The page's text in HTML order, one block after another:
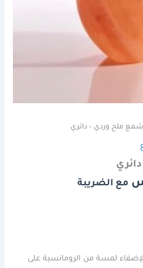
ملح وردي – دائري
مع الضريبة
لمسة من الرومانسية على